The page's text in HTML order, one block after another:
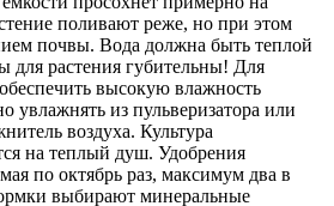
поливают реже, но при этом
почвы. Вода должна быть теплой
для растения губительны! Для
высокую влажность
увлажнять из пульверизатора или
воздуха. Культура
на теплый душ. Удобрения
по октябрь раз, максимум два в
выбирают минеральные